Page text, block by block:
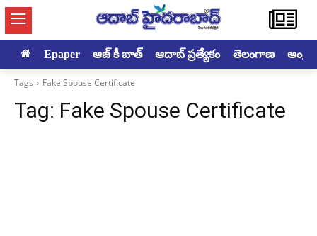
Epaper ఆజ్ కీ బాత్ ఆదాబ్ ప్రత్యేకం తెలంగాణ
Tags Fake Spouse Certificate
Tag: Fake Spouse Certificate